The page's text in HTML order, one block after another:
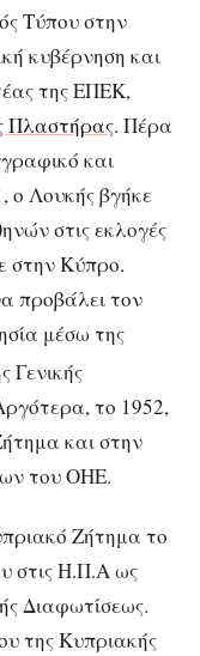
Τύπου στην
κυβέρνηση και
της ΕΠΕΚ,
Πλαστήρας. Πέρα
και
ο Λουκής βγήκε
στις εκλογές
στην Κύπρο.
προβάλει τον
μέσω της
Γενικής
το 1952,
και στην
του ΟΗΕ.
Ζήτημα το
στις Η.Π.Α ως
Διαφωτίσεως.
της Κυπριακής